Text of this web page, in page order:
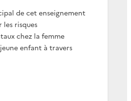
de cet enseignement
les risques
chez la femme
enfant à travers